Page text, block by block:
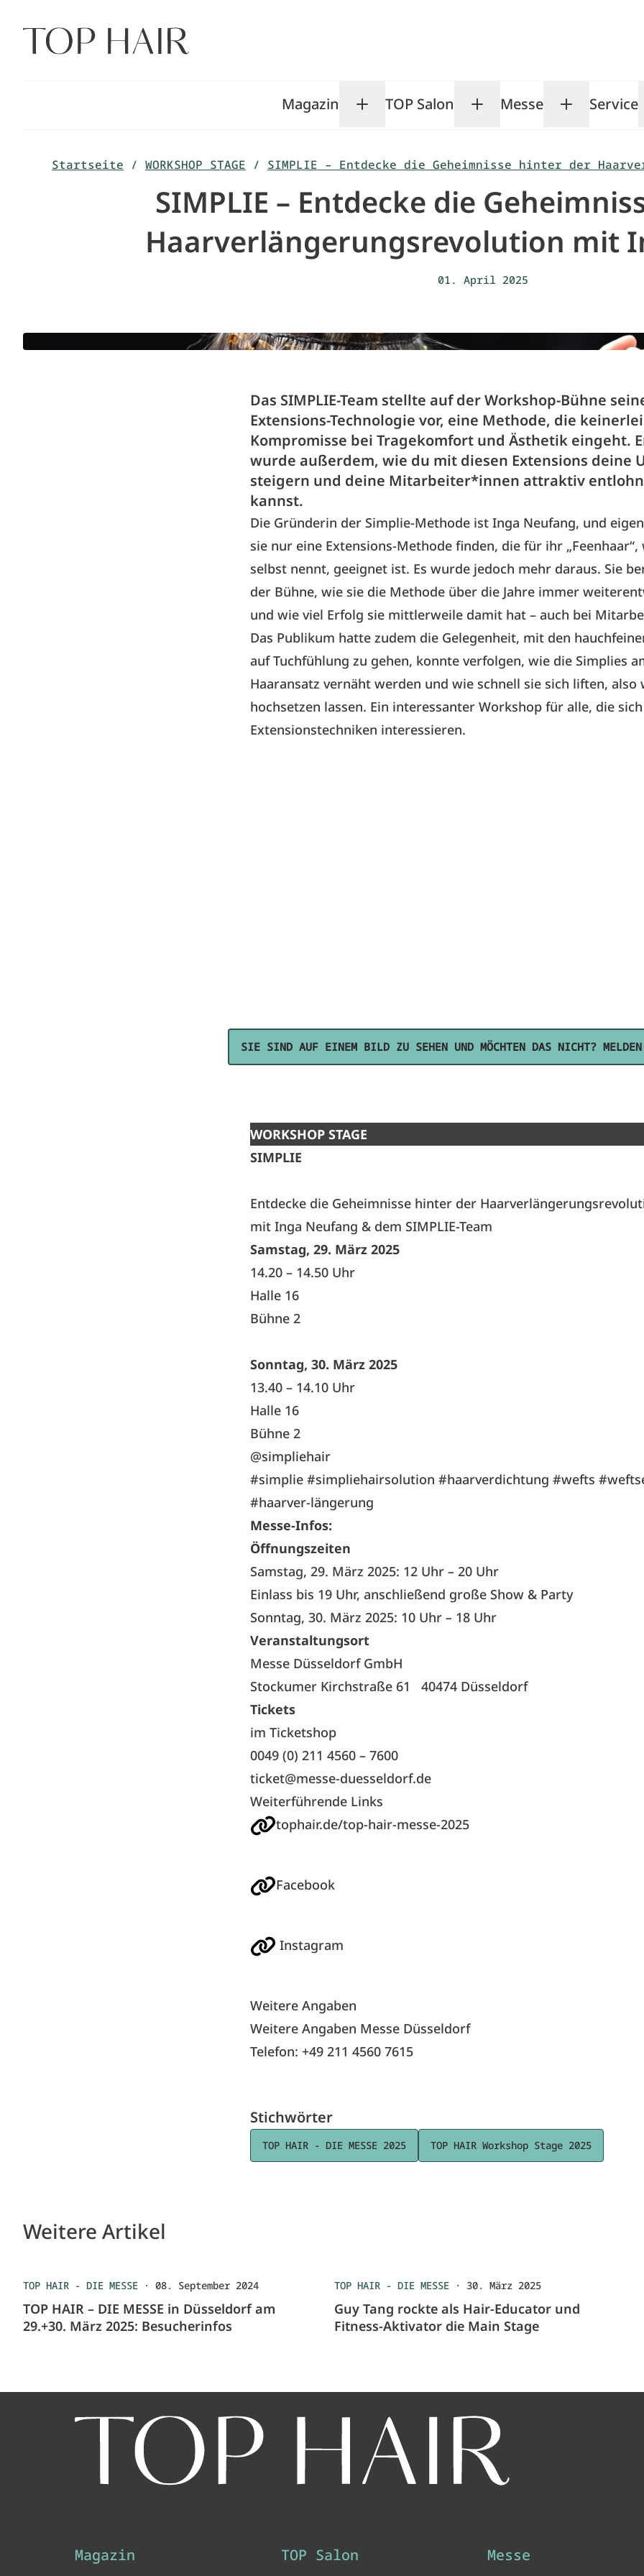
Inhalt
springen
Magazin Toggle Magazin submenu
TOP Salon Toggle TOP Salon
Messe ToggleService
Startseite / WORKSHOP STAGE / SIMPLIE – Entdecke die Geheimnisse hinter der
SIMPLIE – Entdecke die
Haarverlängerungsrevolution mit
01. April 2025
Das SIMPLIE-Team stellte auf der Workshop-Bühne
Extensions-Technologie vor, eine Methode, die keinerlei
Kompromisse bei Tragekomfort und Ästhetik eingeht.
wurde außerdem, wie du mit diesen Extensions deine
steigern und deine Mitarbeiter*innen attraktiv
kannst.
Die Gründerin der Simplie-Methode ist Inga Neufang, und
sie nur eine Extensions-Methode finden, die für ihr „Feenhaar“,
selbst nennt, geeignet ist. Es wurde jedoch mehr daraus. Sie
der Bühne, wie sie die Methode über die Jahre immer
und wie viel Erfolg sie mittlerweile damit hat – auch bei
Das Publikum hatte zudem die Gelegenheit, mit den
auf Tuchfühlung zu gehen, konnte verfolgen, wie die Simplies
Haaransatz vernäht werden und wie schnell sie sich liften, also
hochsetzen lassen. Ein interessanter Workshop für alle, die
Extensionstechniken interessieren.
SIE SIND AUF EINEM BILD ZU SEHEN UND MÖCHTEN DAS NICHT?
WORKSHOP STAGE
SIMPLIE
Entdecke die Geheimnisse hinter der
mit Inga Neufang & dem SIMPLIE-Team
Samstag, 29. März 2025
14.20 – 14.50 Uhr
Halle 16
Bühne 2
Sonntag, 30. März 2025
13.40 – 14.10 Uhr
Halle 16
Bühne 2
@simpliehair
#simplie #simpliehairsolution #haarverdichtung #wefts
#haarver-längerung
Messe-Infos:
Öffnungszeiten
Samstag, 29. März 2025: 12 Uhr – 20 Uhr
Einlass bis 19 Uhr, anschließend große Show & Party
Sonntag, 30. März 2025: 10 Uhr – 18 Uhr
Veranstaltungsort
Messe Düsseldorf GmbH
Stockumer Kirchstraße 61 40474 Düsseldorf
Tickets
im Ticketshop
0049 (0) 211 4560 – 7600
ticket@messe-duesseldorf.de
Weiterführende Links
tophair.de/top-hair-messe-2025
Facebook
Instagram
Weitere Angaben
Weitere Angaben Messe Düsseldorf
Telefon: +49 211 4560 7615
Stichwörter
TOP HAIR - DIE MESSE 2025 TOP HAIR Workshop Stage 2025
Weitere Artikel
TOP HAIR - DIE MESSE · 08. September 2024
TOP HAIR – DIE MESSE in Düsseldorf am
29.+30. März 2025: Besucherinfos
TOP HAIR - DIE MESSE · 30. März 2025
Guy Tang rockte als Hair-Educator und
Fitness-Aktivator die Main Stage
Magazin TOP Salon Messe